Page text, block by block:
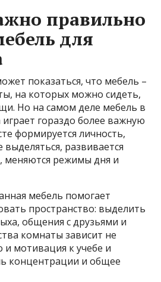
правильно
для
показаться, что мебель –
на которых можно сидеть,
Но на самом деле мебель в
гораздо более важную
формируется личность,
выделяться, развивается
меняются режимы дня и
мебель помогает
пространство: выделить
общения с друзьями и
комнаты зависит не
мотивация к учебе и
концентрации и общее